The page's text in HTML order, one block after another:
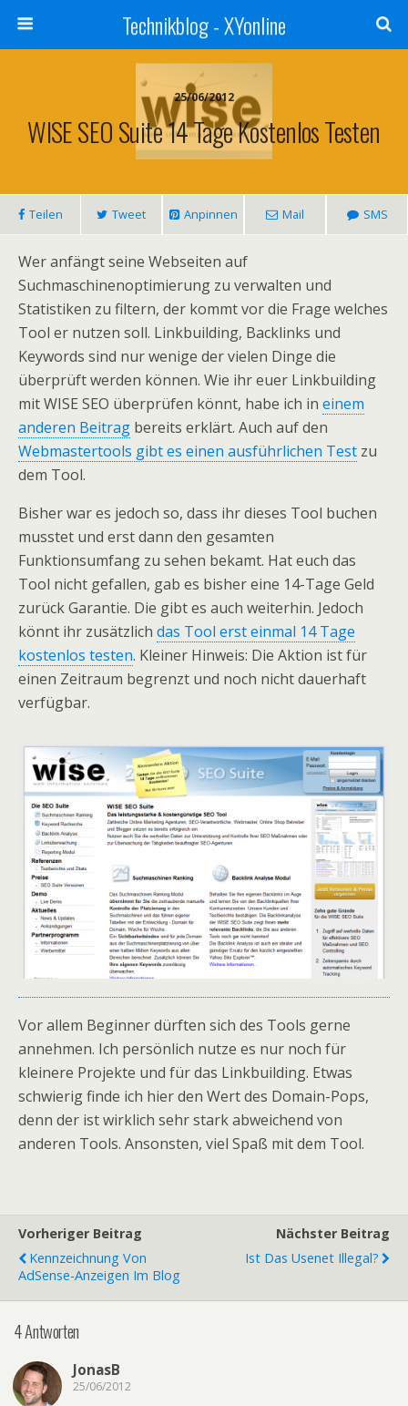
Technikblog - XYonline
25/06/2012
WISE SEO Suite 14 Tage Kostenlos Testen
Teilen Tweet Anpinnen Mail SMS
Wer anfängt seine Webseiten auf
Suchmaschinenoptimierung zu verwalten und
Statistiken zu filtern, der kommt vor die Frage welches
Tool er nutzen soll. Linkbuilding, Backlinks und
Keywords sind nur wenige der vielen Dinge die
überprüft werden können. Wie ihr euer Linkbuilding
mit WISE SEO überprüfen könnt, habe ich in einem
anderen Beitrag bereits erklärt. Auch auf den
Webmastertools gibt es einen ausführlichen Test zu
dem Tool.
Bisher war es jedoch so, dass ihr dieses Tool buchen
musstet und erst dann den gesamten
Funktionsumfang zu sehen bekamt. Hat euch das
Tool nicht gefallen, gab es bisher eine 14-Tage Geld
zurück Garantie. Die gibt es auch weiterhin. Jedoch
könnt ihr zusätzlich das Tool erst einmal 14 Tage
kostenlos testen. Kleiner Hinweis: Die Aktion ist für
einen Zeitraum begrenzt und noch nicht dauerhaft
verfügbar.
Vor allem Beginner dürften sich des Tools gerne
annehmen. Ich persönlich nutze es nur noch für
kleinere Projekte und für das Linkbuilding. Etwas
schwierig finde ich hier den Wert des Domain-Pops,
denn der ist wirklich sehr stark abweichend von
anderen Tools. Ansonsten, viel Spaß mit dem Tool.
Vorheriger Beitrag
Kennzeichnung Von
AdSense-Anzeigen Im Blog
Nächster Beitrag
Ist Das Usenet Illegal?
4 Antworten
JonasB
25/06/2012